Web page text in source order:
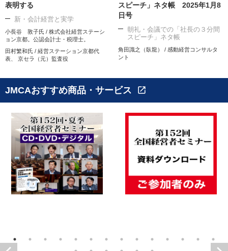
表明する
新・会計経営と実学
小長谷 敦子氏 / 株式会社経営ステーシ
ョン京都。公認会計士・税理士。
田村繁和氏 / 経営ステーション京都代
表、 京セラ（元）監査役
スピーチ」ネタ帳 2025年1月8
日号
朝礼・会議での「社長の３分間
スピーチ」ネタ帳
角田識之（臥龍） / 感動経営コンサルタ
ント
JMCAおすすめ商品・サービス open_in_new